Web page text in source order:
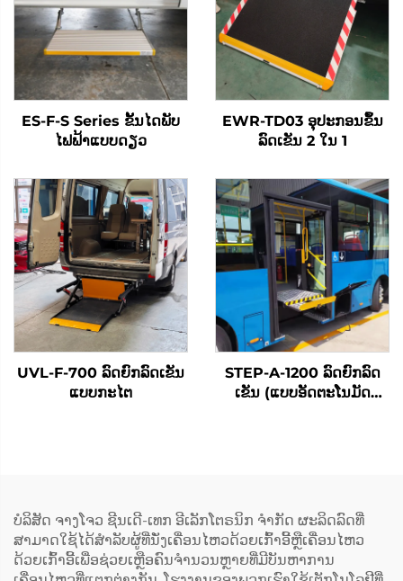
ES-F-S Series ຂັ້ນໄດພັບ
ໄຟຟ້າແບບດຽວ
EWR-TD03 ອຸປະກອນຂຶ້ນ
ລົດເຂັນ 2 ໃນ 1
UVL-F-700 ລົດຍົກລົດເຂັນ
ແບບກະໄຕ
STEP-A-1200 ລົດຍົກລົດ
ເຂັນ (ແບບອັດຕະໂນມັດ
ບໍລິສັດ ຈາງໂຈວ ຊີນເດີ-ເທກ ອີເລັກໂຕຣນິກ ຈຳກັດ ຜະລິດລົດທີ່
ສາມາດໃຊ້ໄດ້ສຳລັບຜູ້ທີ່ນັ່ງເຄື່ອນໄຫວດ້ວຍເກົ້າອີ້ຫຼືເຄື່ອນໄຫວ
ດ້ວຍເກົ້າອີ້ເພື່ອຊ່ວຍເຫຼືອຄົນຈຳນວນຫຼາຍທີ່ມີບັນຫາການ